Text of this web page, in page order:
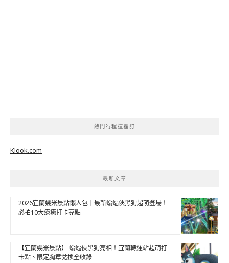
熱門行程這裡訂
Klook.com
最新文章
2026宜蘭幾米景點懶人包｜最新蝙蝠俠黑狗超萌登場！
必拍10大療癒打卡亮點
【宜蘭幾米景點】 蝙蝠俠黑狗亮相！宜蘭轉運站超萌打
卡點、限定胸章兌換全收錄